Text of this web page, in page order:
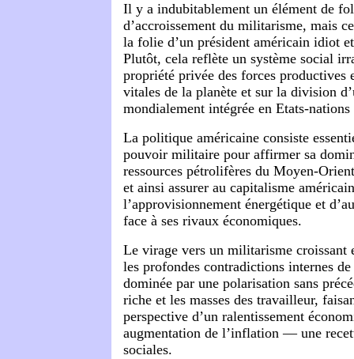
Il y a indubitablement un élément de
d’accroissement du militarisme, mais
la folie d’un président américain idiot
Plutôt, cela reflète un système social
propriété privée des forces productives
vitales de la planète et sur la division
mondialement intégrée en Etats-
La politique américaine consiste
pouvoir militaire pour affirmer sa
ressources pétrolifères du Moyen-
et ainsi assurer au capitalisme
l’approvisionnement énergétique et
face à ses rivaux économiques.
Le virage vers un militarisme croissant
les profondes contradictions internes
dominée par une polarisation sans
riche et les masses des travailleur,
perspective d’un ralentissement
augmentation de l’inflation — une
sociales.